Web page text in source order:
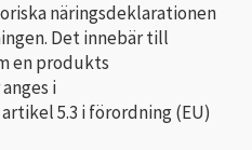
näringsdeklarationen
Det innebär till
en produkts
i
5.3 i förordning (EU)